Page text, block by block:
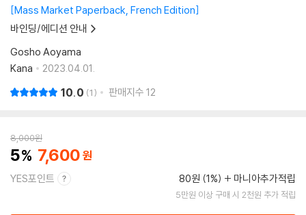
Mass Market Paperback, French Edition
바인딩/에디션 안내
Gosho Aoyama
Kana
2023.04.01.
10.0 1 판매지수 12
8,000원
5 7,600
YES포인트 80원 (1%) 마니아추가적립
5만원 이상 구매 시 2천원 추가 적립